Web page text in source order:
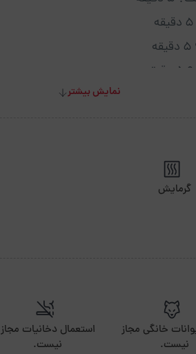
است ؟ 5 دقیقه
نمایش بیشتر
گرمایش
خانگی مجاز
نیست.
استعمال دخانیات مجاز
نیست.